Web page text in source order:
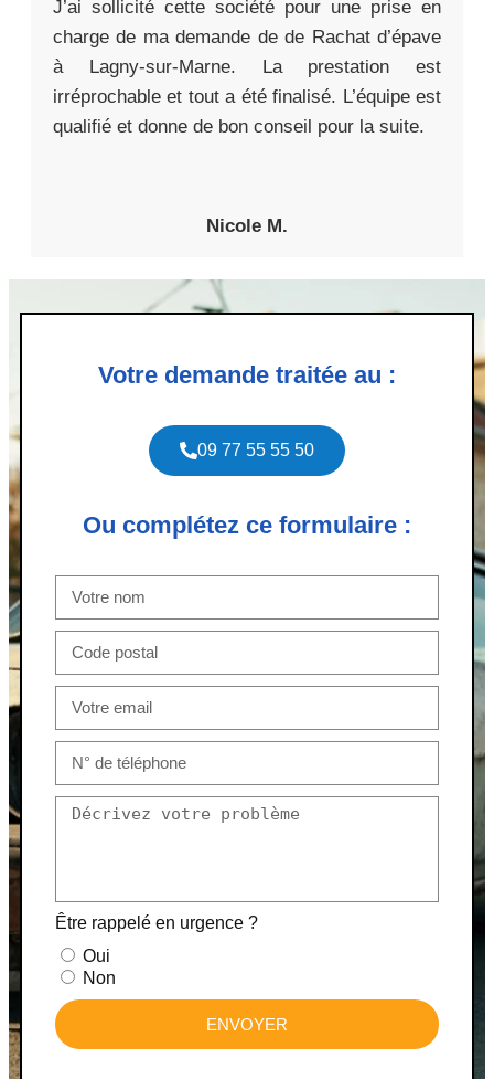
J’ai sollicité cette société pour une prise en
charge de ma demande de de Rachat d’épave
à Lagny-sur-Marne. La prestation est
irréprochable et tout a été finalisé. L’équipe est
qualifié et donne de bon conseil pour la suite.
Nicole M.
Votre demande traitée au :
09 77 55 55 50
Ou complétez ce formulaire :
Être rappelé en urgence ?
Oui
Non
ENVOYER